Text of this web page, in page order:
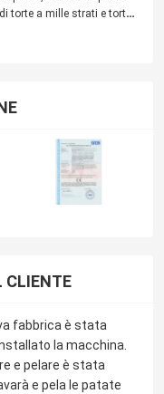
torte a mille strati e torte
CLIENTE
fabbrica è stata
la macchina.
e pelare è stata
e pela le patate